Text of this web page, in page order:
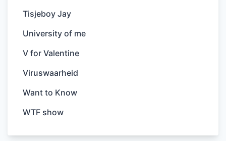
Tisjeboy Jay
University of me
V for Valentine
Viruswaarheid
Want to Know
WTF show